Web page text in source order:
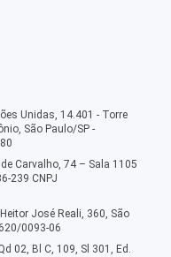
Unidas, 14.401 - Torre
São Paulo/SP -
Carvalho, 74 – Sala 1105
239 CNPJ
José Reali, 360, São
0093-06
02, Bl C, 109, Sl 301, Ed.